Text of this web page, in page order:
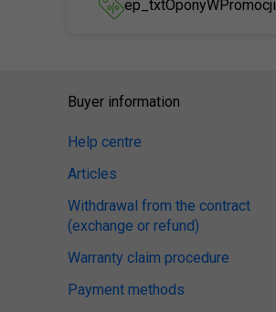
ep_txtOponyWPromocji
Buyer information
Help centre
Articles
Withdrawal from the contract
(exchange or refund)
Warranty claim procedure
Payment methods